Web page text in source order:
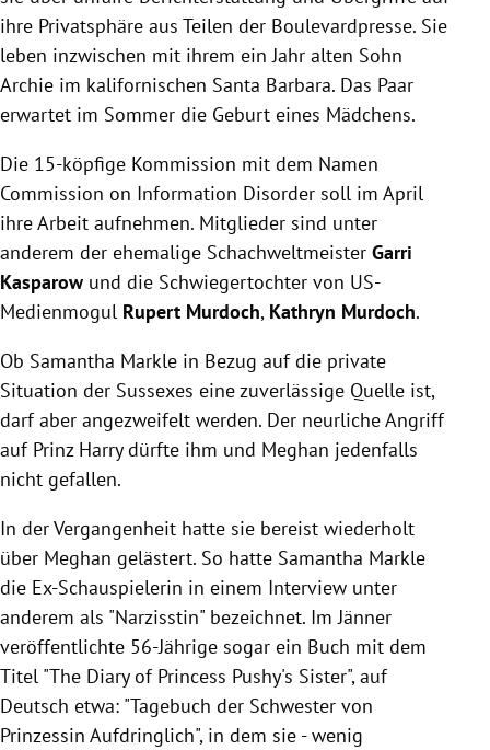
ihre Privatsphäre aus Teilen der Boulevardpresse. Sie
leben inzwischen mit ihrem ein Jahr alten Sohn
Archie im kalifornischen Santa Barbara. Das Paar
erwartet im Sommer die Geburt eines Mädchens.
Die 15-köpfige Kommission mit dem Namen
Commission on Information Disorder soll im April
ihre Arbeit aufnehmen. Mitglieder sind unter
anderem der ehemalige Schachweltmeister Garri
Kasparow und die Schwiegertochter von US-
Medienmogul Rupert Murdoch, Kathryn Murdoch.
Ob Samantha Markle in Bezug auf die private
Situation der Sussexes eine zuverlässige Quelle ist,
darf aber angezweifelt werden. Der neurliche Angriff
auf Prinz Harry dürfte ihm und Meghan jedenfalls
nicht gefallen.
In der Vergangenheit hatte sie bereist wiederholt
über Meghan gelästert. So hatte Samantha Markle
die Ex-Schauspielerin in einem Interview unter
anderem als "Narzisstin" bezeichnet. Im Jänner
veröffentlichte 56-Jährige sogar ein Buch mit dem
Titel "The Diary of Princess Pushy's Sister", auf
Deutsch etwa: "Tagebuch der Schwester von
Prinzessin Aufdringlich", in dem sie - wenig